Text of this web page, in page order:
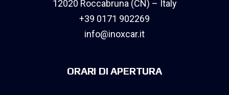
12020 Roccabruna (CN) – Italy
+39 0171 902269
info@inoxcar.it
ORARI DI APERTURA